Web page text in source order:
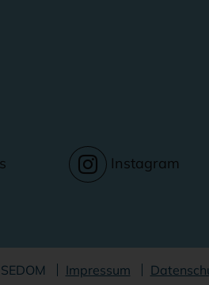
Instagram
Impressum